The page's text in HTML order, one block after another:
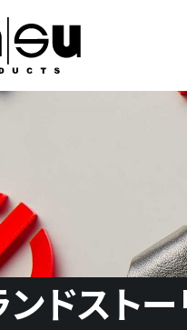
国内メーカー
ンドストー